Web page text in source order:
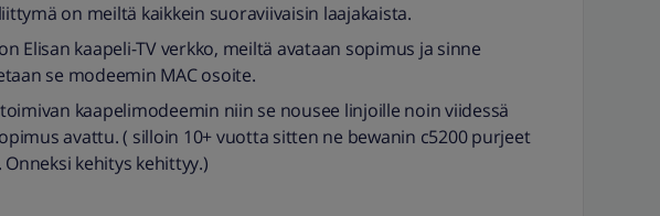
on meiltä kaikkein suoraviivaisin laajakaista.
Elisan kaapeli-TV verkko, meiltä avataan sopimus ja sinne
se modeemin MAC osoite.
kaapelimodeemin niin se nousee linjoille noin viidessä
avattu. ( silloin 10+ vuotta sitten ne bewanin c5200 purjeet
kehitys kehittyy.)